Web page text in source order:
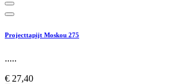
Projecttapijt Moskou 275
.....
€ 27,40